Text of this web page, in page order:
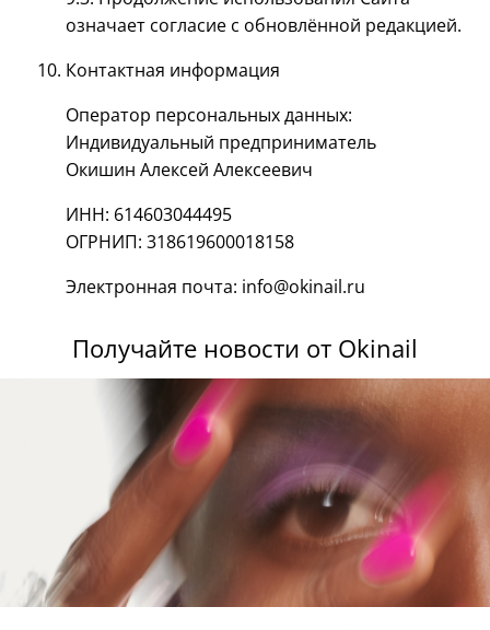
означает согласие с обновлённой редакцией.
Контактная информация
Оператор персональных данных:
Индивидуальный предприниматель
Окишин Алексей Алексеевич
ИНН: 614603044495
ОГРНИП: 318619600018158
Электронная почта: info@okinail.ru
Получайте новости от Okinail